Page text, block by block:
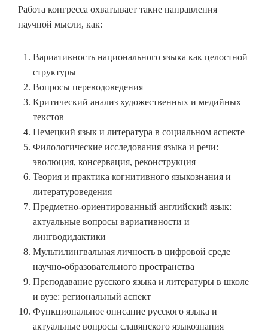
Работа конгресса охватывает такие направления
научной мысли, как:
Вариативность национального языка как целостной
структуры
Вопросы переводоведения
Критический анализ художественных и медийных
текстов
Немецкий язык и литература в социальном аспекте
Филологические исследования языка и речи:
эволюция, консервация, реконструкция
Теория и практика когнитивного языкознания и
литературоведения
Предметно-ориентированный английский язык:
актуальные вопросы вариативности и
лингводидактики
Мультилингвальная личность в цифровой среде
научно-образовательного пространства
Преподавание русского языка и литературы в школе
и вузе: региональный аспект
Функциональное описание русского языка и
актуальные вопросы славянского языкознания